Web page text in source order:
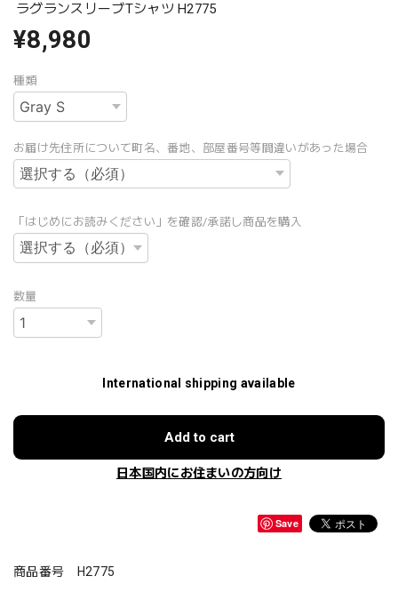
ラグランスリーブTシャツ H2775
¥8,980
種類
お届け先住所について町名、番地、部屋番号等間違いがあった場合
「はじめにお読みください」を確認/承諾し商品を購入
数量
International shipping available
Add to cart
日本国内にお住まいの方向け
Save
商品番号 H2775